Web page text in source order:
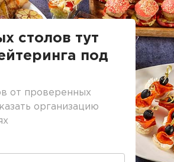
столов тут
под
от проверенных
организацию